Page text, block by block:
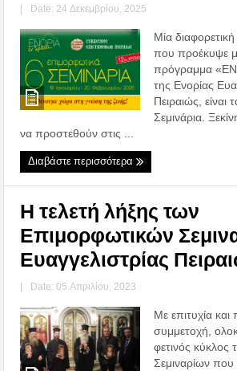
| Date: 24 Δεκεμβρίου, 2025
Μία
που προέκυψε
πρόγραμμα
της Ενορίας
Πειραιώς, είναι
Σεμινάρια.
να προστεθούν στις ...
Διαβάστε περισσότερα
Η τελετή λήξης των
Επιμορφωτικών
Ευαγγελιστρίας
| Date: 05 Απριλίου, 2023
Με επιτυχία
συμμετοχή,
φετινός
Σεμιναρίων που